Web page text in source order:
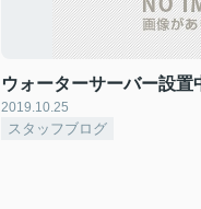
ウォーターサーバー設置
2019.10.25
スタッフブログ